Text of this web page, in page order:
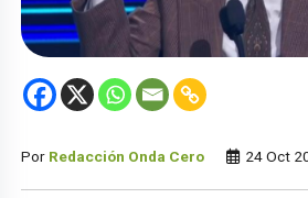
Por Redacción Onda Cero 24 Oct